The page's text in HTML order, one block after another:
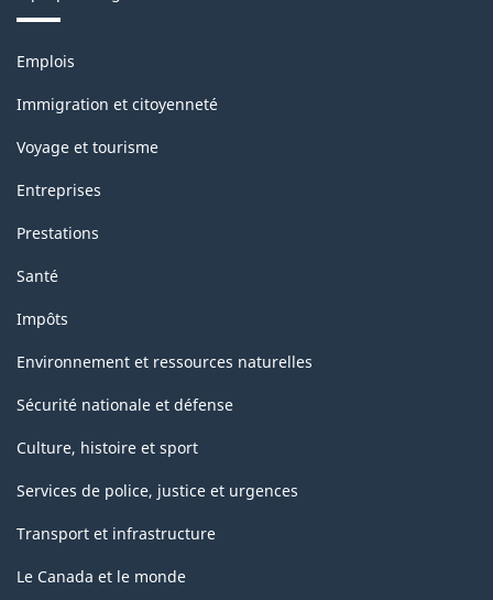
Thèmes
sujets
Emplois
Immigration et citoyenneté
Voyage et tourisme
Entreprises
Prestations
Santé
Impôts
Environnement et ressources naturelles
Sécurité nationale et défense
Culture, histoire et sport
Services de police, justice et urgences
Transport et infrastructure
Le Canada et le monde